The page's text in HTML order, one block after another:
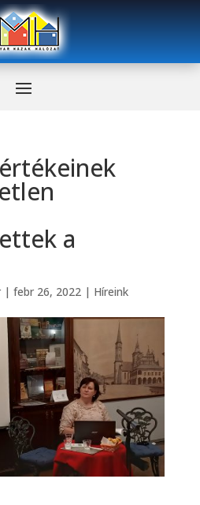
a
| febr 26, 2022| Híreink